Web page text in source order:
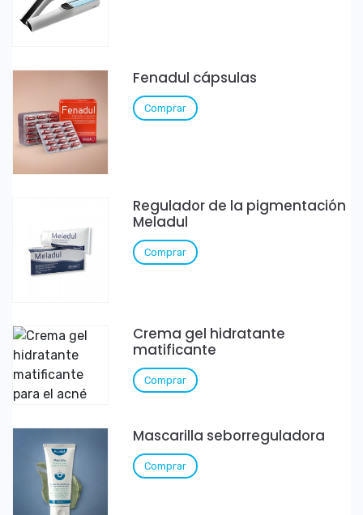
Fenadul cápsulas
Comprar
Regulador de la pigmentación
Meladul
Comprar
Crema gel hidratante
matificante
Comprar
Mascarilla seborreguladora
Comprar